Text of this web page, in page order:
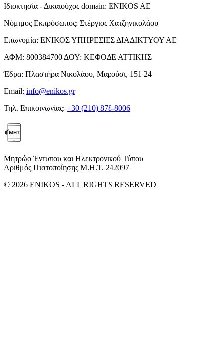
Ιδιοκτησία - Δικαιούχος domain: ENIKOS AE
Νόμιμος Εκπρόσωπος: Στέργιος Χατζηνικολάου
Επωνυμία: ΕΝΙΚΟΣ ΥΠΗΡΕΣΙΕΣ ΔΙΑΔΙΚΤΥΟΥ ΑΕ
ΑΦΜ: 800384700 ΔΟΥ: ΚΕΦΟΔΕ ΑΤΤΙΚΗΣ
Έδρα: Πλαστήρα Νικολάου, Μαρούσι, 151 24
Email: info@enikos.gr
Τηλ. Επικοινωνίας: +30 (210) 878-8006
Μητρώο Έντυπου και Ηλεκτρονικού Τύπου
Αριθμός Πιστοποίησης Μ.Η.Τ. 242097
© 2026 ENIKOS - ALL RIGHTS RESERVED